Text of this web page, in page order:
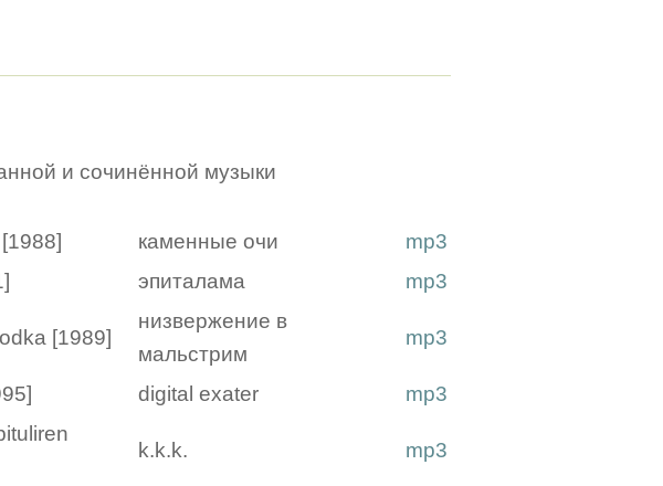
и сочинённой музыки
каменные очи
mp3
эпиталама mp3
[1989]
низвержение в
мальстрим
mp3
digital exater
mp3
k.k.k. mp3